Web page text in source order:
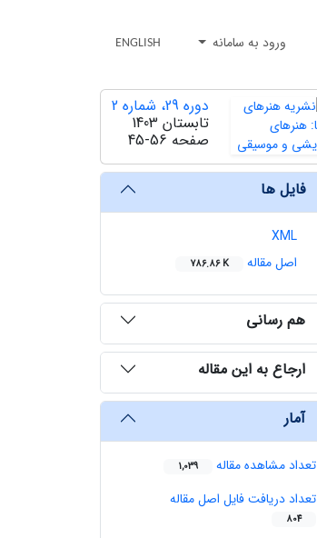
ورود به سامانه ENGLISH
دوره 29، شماره 2
تابستان 1403
صفحه 45-56
فایل ها
XML
اصل مقاله
786.86 K
هم رسانی
ارجاع به این مقاله
آمار
تعداد مشاهده مقاله 1,039
تعداد دریافت فایل اصل مقاله
804